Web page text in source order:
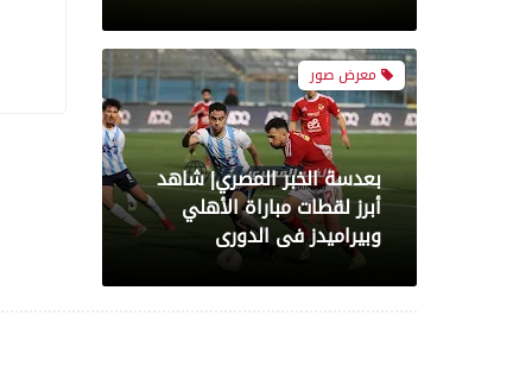
رياضة
بعدسة الخبر المصري| شاهد
أبرز لقطات مباراة الزمالك و
شباب بلوزداد الجزائري فى
كأس الكونفدرالية الإفريقية